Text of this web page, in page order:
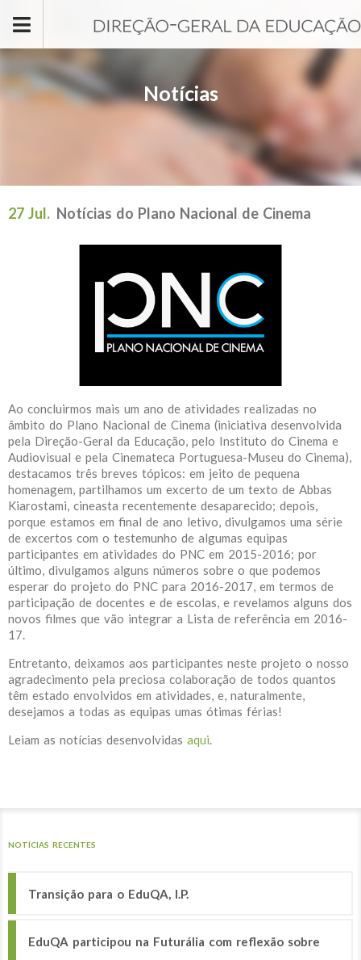
Notícias
27 Jul. Notícias do Plano Nacional de Cinema
Ao concluirmos mais um ano de atividades realizadas no
âmbito do Plano Nacional de Cinema (iniciativa desenvolvida
pela Direção-Geral da Educação, pelo Instituto do Cinema e
Audiovisual e pela Cinemateca Portuguesa-Museu do Cinema),
destacamos três breves tópicos: em jeito de pequena
homenagem, partilhamos um excerto de um texto de Abbas
Kiarostami, cineasta recentemente desaparecido; depois,
porque estamos em final de ano letivo, divulgamos uma série
de excertos com o testemunho de algumas equipas
participantes em atividades do PNC em 2015-2016; por
último, divulgamos alguns números sobre o que podemos
esperar do projeto do PNC para 2016-2017, em termos de
participação de docentes e de escolas, e revelamos alguns dos
novos filmes que vão integrar a Lista de referência em 2016-
17.
Entretanto, deixamos aos participantes neste projeto o nosso
agradecimento pela preciosa colaboração de todos quantos
têm estado envolvidos em atividades, e, naturalmente,
desejamos a todas as equipas umas ótimas férias!
Leiam as notícias desenvolvidas aqui.
NOTÍCIAS RECENTES
Transição para o EduQA, I.P.
EduQA participou na Futurália com reflexão sobre